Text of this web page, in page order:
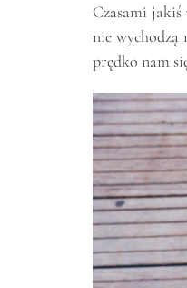
Czasami
nie wychodzą
prędko nam